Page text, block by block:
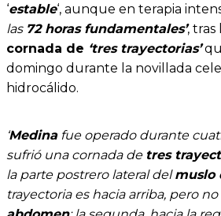
‘estable‘, aunque en terapia
las 72 horas fundamentales’, tras
cornada de ‘tres trayectorias’
domingo durante la novillada
hidrocálido.
Medinafue operado durante
sufrió una cornada de tres
la parte postrero lateral delmuslo
trayectoria es hacia arriba, pero